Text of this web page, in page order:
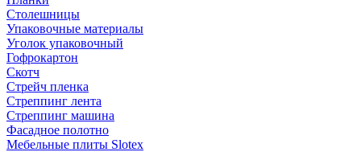
Столешницы
Упаковочные материалы
Уголок упаковочный
Гофрокартон
Скотч
Стрейч пленка
Стреппинг лента
Стреппинг машина
Фасадное полотно
Мебельные плиты Slotex